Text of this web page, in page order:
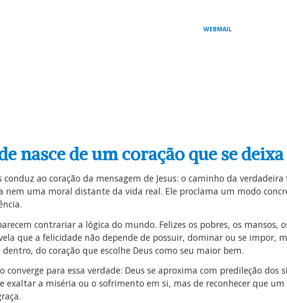
WEBMAIL
nasce de um coração que se
ao coração da mensagem de Jesus: o caminho da
nem uma moral distante da vida real. Ele proclama um modo
contrariar a lógica do mundo. Felizes os pobres, os mansos,
que a felicidade não depende de possuir, dominar ou se impor,
do coração que escolhe Deus como seu maior bem.
para essa verdade: Deus se aproxima com predileção
exaltar a miséria ou o sofrimento em si, mas de reconhecer que